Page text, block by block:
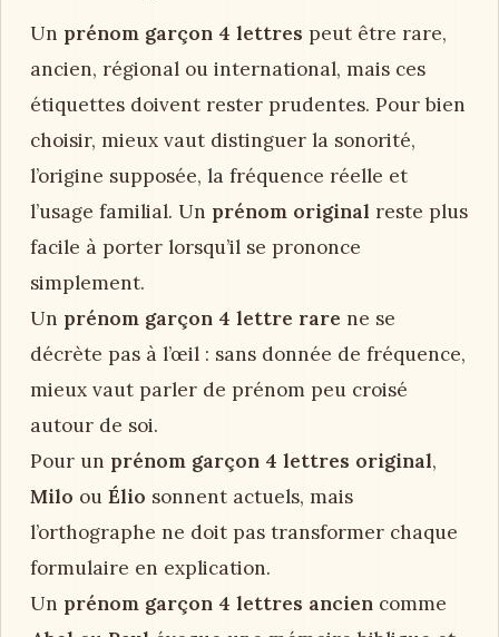
Un prénom garçon 4 lettres peut être rare,
ancien, régional ou international, mais ces
étiquettes doivent rester prudentes. Pour bien
choisir, mieux vaut distinguer la sonorité,
l’origine supposée, la fréquence réelle et
l’usage familial. Un prénom original reste plus
facile à porter lorsqu’il se prononce
simplement.
Un prénom garçon 4 lettre rare ne se
décrète pas à l’œil : sans donnée de fréquence,
mieux vaut parler de prénom peu croisé
autour de soi.
Pour un prénom garçon 4 lettres original,
Milo ou Élio sonnent actuels, mais
l’orthographe ne doit pas transformer chaque
formulaire en explication.
Un prénom garçon 4 lettres ancien comme